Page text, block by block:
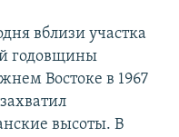
вблизи участка
годовщины
Востоке в 1967
высоты. В